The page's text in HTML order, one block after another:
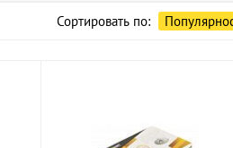
Сортировать по: